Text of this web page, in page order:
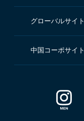
グローバルサイト
中国コーポサイト